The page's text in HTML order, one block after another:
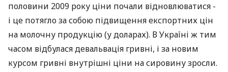
половини 2009 року ціни почали відновлюватися -
і це потягло за собою підвищення експортних цін
на молочну продукцію (у доларах). В Україні ж тим
часом відбулася девальвація гривні, і за новим
курсом гривні внутрішні ціни на сировину зросли.